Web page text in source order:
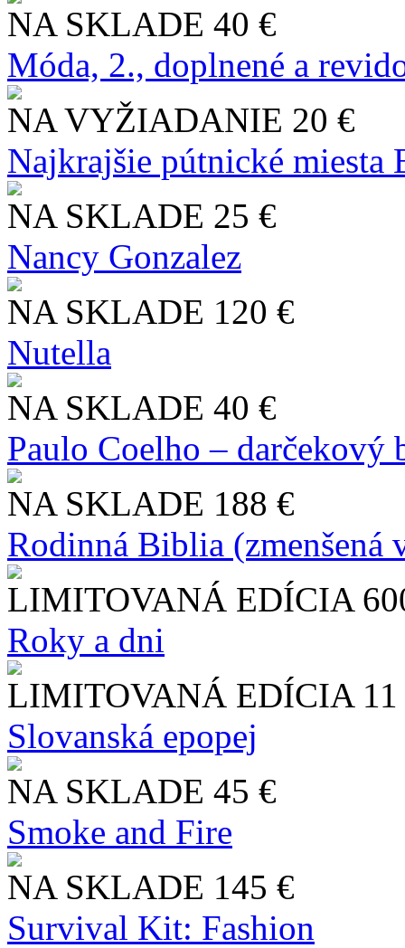
NA SKLADE 40 €
Móda, 2., doplnené a
NA VYŽIADANIE 20 €
Najkrajšie pútnické miesta
NA SKLADE 25 €
Nancy Gonzalez
NA SKLADE 120 €
Nutella
NA SKLADE 40 €
Paulo Coelho – darčekový
NA SKLADE 188 €
Rodinná Biblia (zmenšená
LIMITOVANÁ EDÍCIA
Roky a dni
LIMITOVANÁ EDÍCIA
Slo​vanská epopej
NA SKLADE 45 €
Smoke and Fire
NA SKLADE 145 €
Survival Kit: Fashion